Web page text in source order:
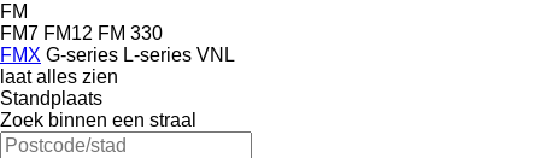
FM
FM7 FM12 FM 330
FMX G-series L-series VNL
laat alles zien
Standplaats
Zoek binnen een straal